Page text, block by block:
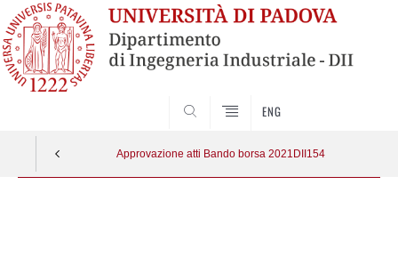
ENG
Approvazione atti Bando borsa 2021DII154